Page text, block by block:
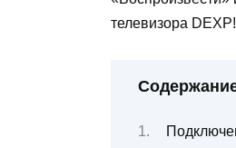
телевизора DEXP!